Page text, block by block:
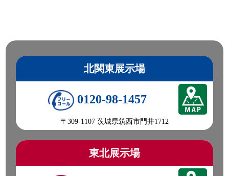
北関東展示場
0120-98-1457
〒309-1107 茨城県筑西市門井1712
東北展示場